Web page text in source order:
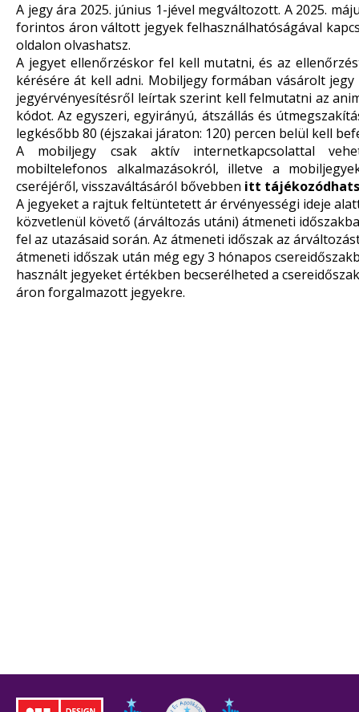
A jegy ára 2025. június 1-jével megváltozott. A 2025.
forintos áron váltott jegyek felhasználhatóságával
oldalon olvashatsz.
A jegyet ellenőrzéskor fel kell mutatni, és az
kérésére át kell adni. Mobiljegy formában vásárolt
jegyérvényesítésről leírtak szerint kell felmutatni az
kódot. Az egyszeri, egyirányú, átszállás és
legkésőbb 80 (éjszakai járaton: 120) percen belül kell
A mobiljegy csak aktív internetkapcsolattal
mobiltelefonos alkalmazásokról, illetve a
cseréjéről, visszaváltásáról bővebben itt
A jegyeket a rajtuk feltüntetett ár érvényességi ideje
közvetlenül követő (árváltozás utáni) átmeneti
fel az utazásaid során. Az átmeneti időszak az
átmeneti időszak után még egy 3 hónapos
használt jegyeket értékben becserélheted a
áron forgalmazott jegyekre.